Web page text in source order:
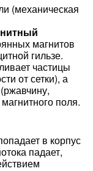
(механическая
магнитов
гильзе.
частицы
от сетки), а
поля.
в корпус
падает,